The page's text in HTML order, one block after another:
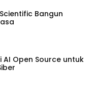
Bangun
AI Open Source untuk